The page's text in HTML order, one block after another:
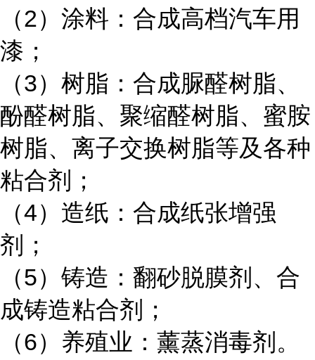
（2）涂料：合成高档汽车用
漆；
（3）树脂：合成脲醛树脂、
酚醛树脂、聚缩醛树脂、蜜胺
树脂、离子交换树脂等及各种
粘合剂；
（4）造纸：合成纸张增强
剂；
（5）铸造：翻砂脱膜剂、合
成铸造粘合剂；
（6）养殖业：薰蒸消毒剂。